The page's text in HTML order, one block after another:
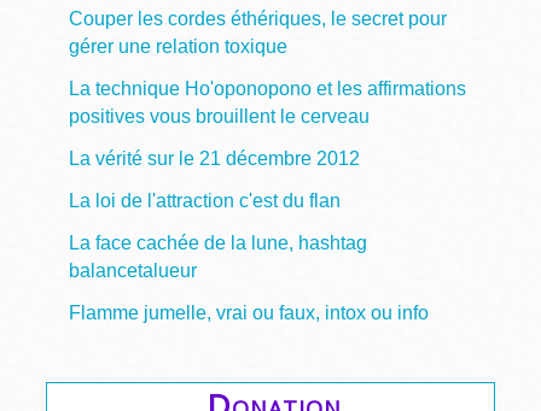
Couper les cordes éthériques, le secret pour
gérer une relation toxique
La technique Ho'oponopono et les affirmations
positives vous brouillent le cerveau
La vérité sur le 21 décembre 2012
La loi de l'attraction c'est du flan
La face cachée de la lune, hashtag
balancetalueur
Flamme jumelle, vrai ou faux, intox ou info